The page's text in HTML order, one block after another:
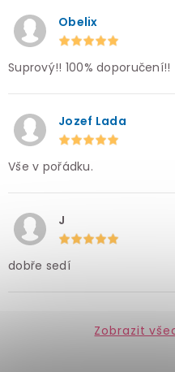
Obelix
Suprový!! 100% doporučení!!
Jozef Lada
Vše v pořádku.
J
dobře sedí
Zobrazit